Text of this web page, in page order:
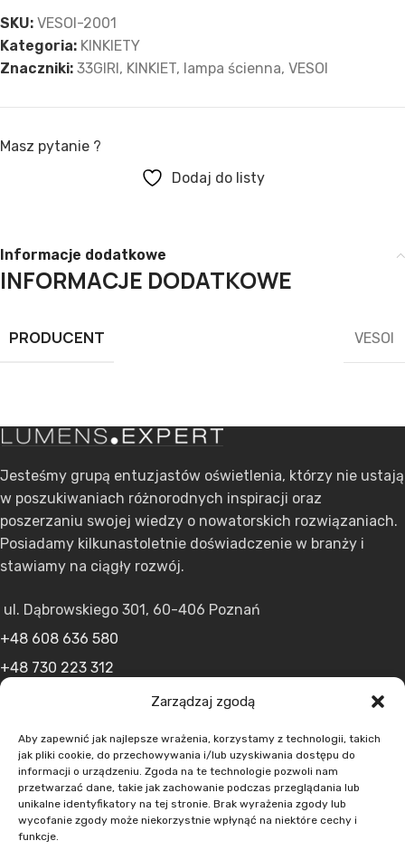
Zarządzaj zgodą
Aby zapewnić jak najlepsze wrażenia, korzystamy z technologii, takich
jak pliki cookie, do przechowywania i/lub uzyskiwania dostępu do
informacji o urządzeniu. Zgoda na te technologie pozwoli nam
przetwarzać dane, takie jak zachowanie podczas przeglądania lub
unikalne identyfikatory na tej stronie. Brak wyrażenia zgody lub
wycofanie zgody może niekorzystnie wpłynąć na niektóre cechy i
funkcje.
SKU: VESOI-2001
Kategoria: KINKIETY
Znaczniki: 33GIRI , KINKIET, lampa ścienna, VESOI
Masz pytanie ?
Dodaj do listy
Informacje dodatkowe
INFORMACJE DODATKOWE
PRODUCENT VESOI
Jesteśmy grupą entuzjastów oświetlenia, którzy nie ustają
w poszukiwaniach różnorodnych inspiracji oraz
poszerzaniu swojej wiedzy o nowatorskich rozwiązaniach.
Posiadamy kilkunastoletnie doświadczenie w branży i
stawiamy na ciągły rozwój.
ul. Dąbrowskiego 301, 60-406 Poznań
+48 608 636 580
+48 730 223 312
MENU